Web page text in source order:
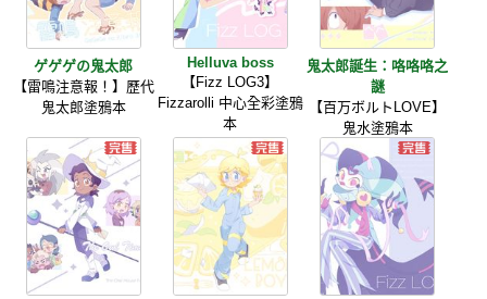
ゲゲゲの鬼太郎
【雷鳴注意報！】歷代
鬼太郎塗鴉本
Helluva boss
【Fizz LOG3】
Fizzarolli 中心全彩塗鴉
本
鬼太郎誕生：咯咯咯之
謎
【百万ボルトLOVE】
鬼水塗鴉本